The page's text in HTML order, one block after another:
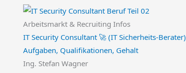
Arbeitsmarkt & Recruiting Infos
IT Security Consultant 🚀 (IT Sicherheits-Berater)
Aufgaben, Qualifikationen, Gehalt
Ing. Stefan Wagner